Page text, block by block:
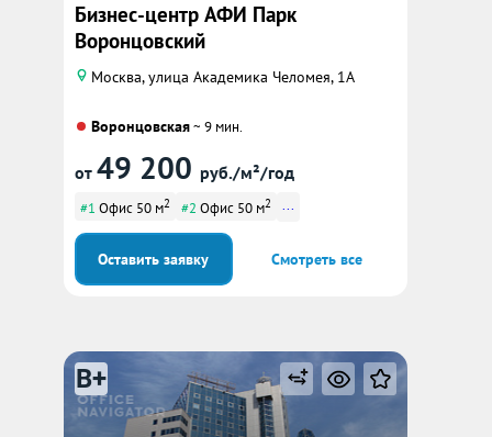
Бизнес-центр АФИ Парк
Воронцовский
Москва, улица Академика Челомея, 1А
Воронцовская~ 9 мин.
от 49 200 руб./м²/год
#1 Офис 50 м2 #2 Офис 50 м2 ...
Оставить заявку Смотреть все
B+